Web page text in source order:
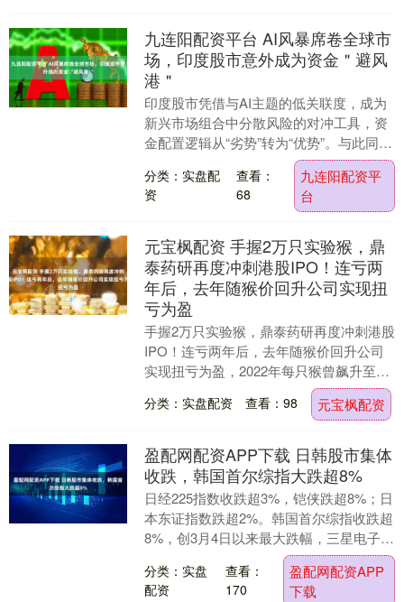
九连阳配资平台 AI风暴席卷全球市
场，印度股市意外成为资金＂避风
港＂
印度股市凭借与AI主题的低关联度，成为
新兴市场组合中分散风险的对冲工具，资
金配置逻辑从“劣势”转为“优势”。与此同
时，中东局势缓和带动油价回落、卢比企
稳，宏观压....
分类：实盘配
资
查看：
68
九连阳配资平
台
元宝枫配资 手握2万只实验猴，鼎
泰药研再度冲刺港股IPO！连亏两
年后，去年随猴价回升公司实现扭
亏为盈
手握2万只实验猴，鼎泰药研再度冲刺港股
IPO！连亏两年后，去年随猴价回升公司
实现扭亏为盈，2022年每只猴曾飙升至
18.4万元高位 红星资本局6月21日消息，
近....
分类：实盘配资 查看：98 元宝枫配资
盈配网配资APP下载 日韩股市集体
收跌，韩国首尔综指大跌超8%
日经225指数收跌超3%，铠侠跌超8%；日
本东证指数跌超2%。韩国首尔综指收跌超
8%，创3月4日以来最大跌幅，三星电子跌
超10%，SK海力士跌超7%。....
分类：实盘
配资
查看：
170
盈配网配资APP
下载